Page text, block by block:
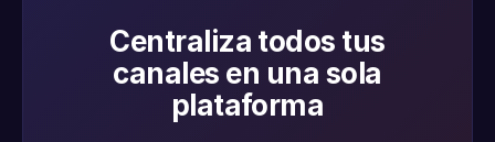
Centraliza todos tus
canales en una sola
plataforma